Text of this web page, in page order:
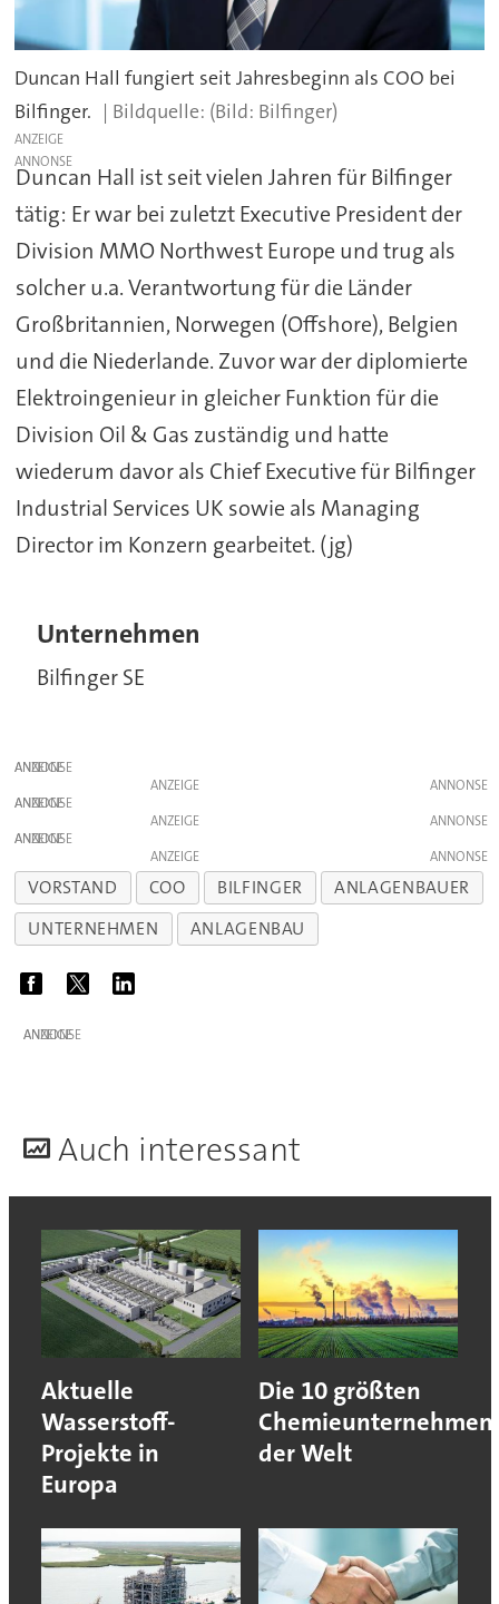
Duncan Hall fungiert seit Jahresbeginn als COO bei
Bilfinger.
(Bild: Bilfinger)
ANZEIGE
Duncan Hall ist seit vielen Jahren für Bilfinger
tätig: Er war bei zuletzt Executive President der
Division MMO Northwest Europe und trug als
solcher u.a. Verantwortung für die Länder
Großbritannien, Norwegen (Offshore), Belgien
und die Niederlande. Zuvor war der diplomierte
Elektroingenieur in gleicher Funktion für die
Division Oil & Gas zuständig und hatte
wiederum davor als Chief Executive für Bilfinger
Industrial Services UK sowie als Managing
Director im Konzern gearbeitet. (jg)
Unternehmen
Bilfinger SE
ANZEIGE
ANZEIGE
ANZEIGE
ANZEIGE
ANZEIGE
ANZEIGE
VORSTAND COO BILFINGER
ANLAGENBAUER
UNTERNEHMEN
ANLAGENBAU
ANZEIGE
Auch interessant
Aktuelle
Wasserstoff-
Projekte in
Europa
Die 10 größten
Chemieunternehmen
der Welt